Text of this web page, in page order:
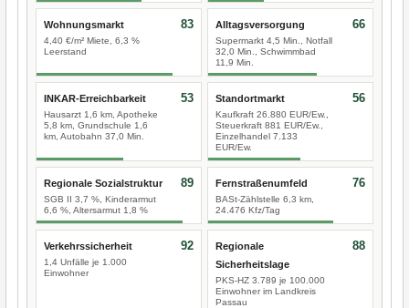
Wohnungsmarkt
4,40 €/m² Miete, 6,3 %
Leerstand
83 Alltagsversorgung
Supermarkt 4,5 Min., Notfall
32,0 Min., Schwimmbad
11,9 Min.
66
INKAR-Erreichbarkeit
Hausarzt 1,6 km, Apotheke
5,8 km, Grundschule 1,6
km, Autobahn 37,0 Min.
53 Standortmarkt
Kaufkraft 26.880 EUR/Ew.,
Steuerkraft 881 EUR/Ew.,
Einzelhandel 7.133
EUR/Ew.
56
Regionale Sozialstruktur
SGB II 3,7 %, Kinderarmut
6,6 %, Altersarmut 1,8 %
89 Fernstraßenumfeld
BASt-Zählstelle 6,3 km,
24.476 Kfz/Tag
76
Verkehrssicherheit
1,4 Unfälle je 1.000
Einwohner
92
Regionale
Sicherheitslage
PKS-HZ 3.789 je 100.000
Einwohner im Landkreis
Passau
88